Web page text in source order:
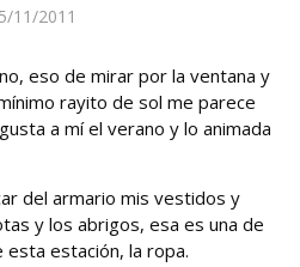
11/2011
eso de mirar por la ventana y
rayito de sol me parece
a mí el verano y lo animada
del armario mis vestidos y
y los abrigos, esa es una de
estación, la ropa.